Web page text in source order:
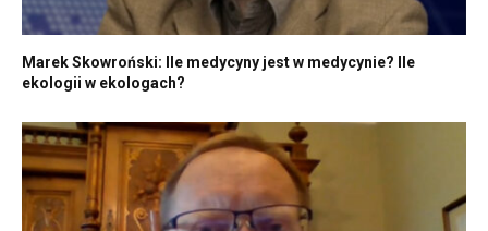
Marek Skowroński: Ile medycyny jest w medycynie? Ile
ekologii w ekologach?